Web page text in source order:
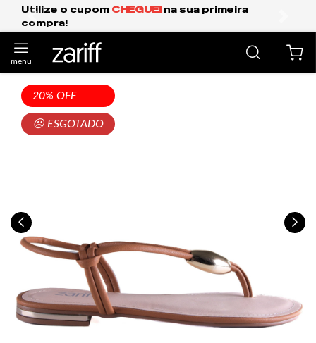
na sua primeira Frete Grátis
anterior
20% OFF
☹ ESGOTADO